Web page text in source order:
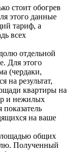
стоит обогрев
этого данные
тариф, а
всех
отдельной
Для этого
(чердаки,
на результат,
квартиры на
и нежилых
на ваше
общих
Полученный